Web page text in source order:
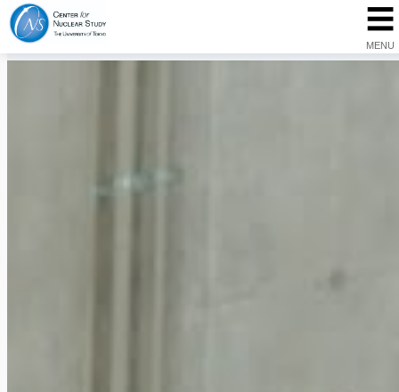
内
容
を
☰
MENU